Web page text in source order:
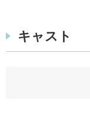
キャスト